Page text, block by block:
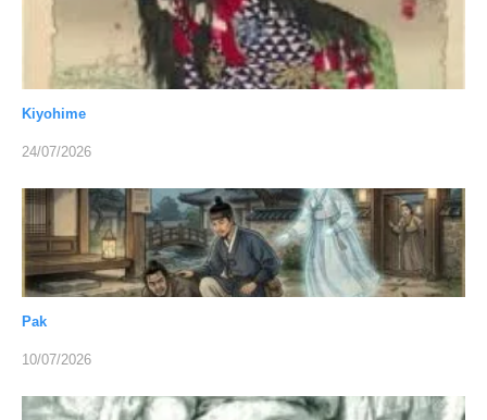
Kiyohime
24/07/2026
Pak
10/07/2026